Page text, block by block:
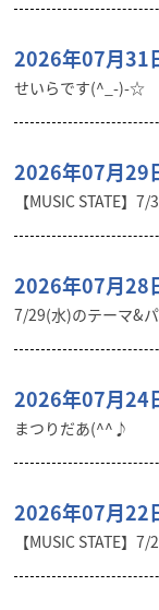
2026年07月31
せいらです(^_-)-☆
2026年07月29
【MUSIC STATE】
2026年07月28
7/29(水)のテーマ&
2026年07月24
まつりだあ(^^♪
2026年07月22
【MUSIC STATE】